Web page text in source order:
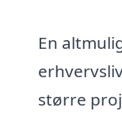
En
større